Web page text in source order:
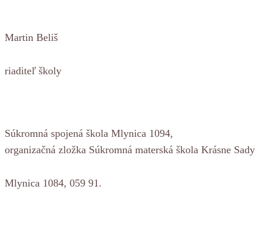
Martin Beliš
riaditeľ školy
Súkromná spojená škola Mlynica 1094,
organizačná zložka Súkromná materská škola Krásne Sady
Mlynica 1084, 059 91.